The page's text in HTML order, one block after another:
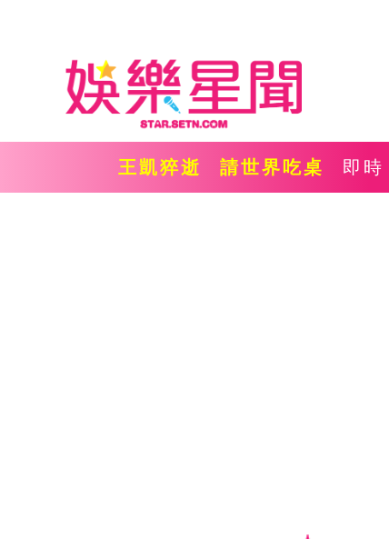
王凱猝逝 請世界吃桌 即時